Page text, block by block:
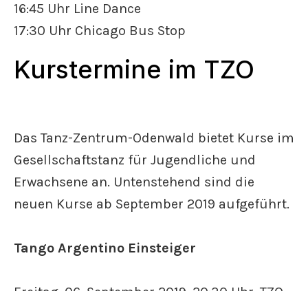
16:45 Uhr Line Dance
17:30 Uhr Chicago Bus Stop
Kurstermine im TZO
Das Tanz-Zentrum-Odenwald bietet Kurse im
Gesellschaftstanz für Jugendliche und
Erwachsene an. Untenstehend sind die
neuen Kurse ab September 2019 aufgeführt.
Tango Argentino Einsteiger